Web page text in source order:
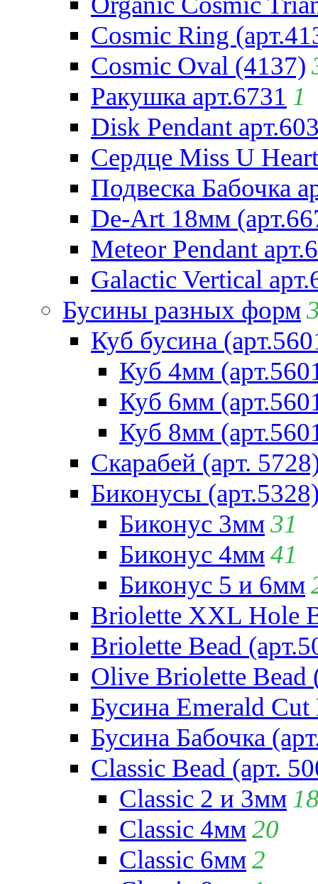
Cosmic Ring
Cosmic Oval (4137)
Ракушка арт.6731 1
Disk Pendant
Сердце Miss U
Подвеска Бабочка
De-Art 18мм
Meteor Pendant
Galactic Vertical
Бусины разных форм
Куб бусина
Куб 4мм
Куб 6мм
Куб 8мм
Скарабей (арт.
Биконусы
Биконус 3мм31
Биконус 4мм41
Биконус 5 и 6мм
Briolette XXL Hole
Briolette Bead
Olive Briolette Bead
Бусина Emerald Cut
Бусина Бабочка
Classic Bead (арт.
Classic 2 и 3мм
Classic 4мм20
Classic 6мм2